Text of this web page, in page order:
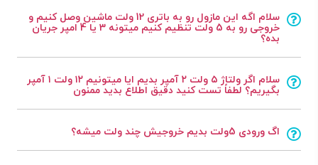
سلام اگه این مازول رو به باتری 12 ولت ماشین وصل کنیم و
خروجی رو به 5 ولت تنظیم کنیم میتونه 3 یا 4 امپر جریان
بده؟
سلام اگر ولتاژ ۵ ولت ۲ آمپر بدیم ایا میتونیم ۱۲ ولت ۱ آمپر
بگیریم؟ لطفاً تست کنید دقیق اطلاع بدید ممنون
اگ ورودی 5ولت بدیم خروجیش چند ولت میشه؟